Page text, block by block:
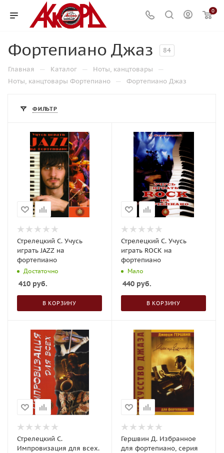
0
Фортепиано Джаз 84
Главная — Каталог — Ноты, канцтовары —
Ноты, канцтовары Фортепиано — Фортепиано Джаз
ФИЛЬТР
Стрелецкий С. Учусь
играть JAZZ на
фортепиано
Достаточно
410 руб.
В КОРЗИНУ
Стрелецкий С. Учусь
играть ROCK на
фортепиано
Мало
440 руб.
В КОРЗИНУ
Стрелецкий С.
Импровизация для всех.
Гершвин Д. Избранное
для фортепиано, серия